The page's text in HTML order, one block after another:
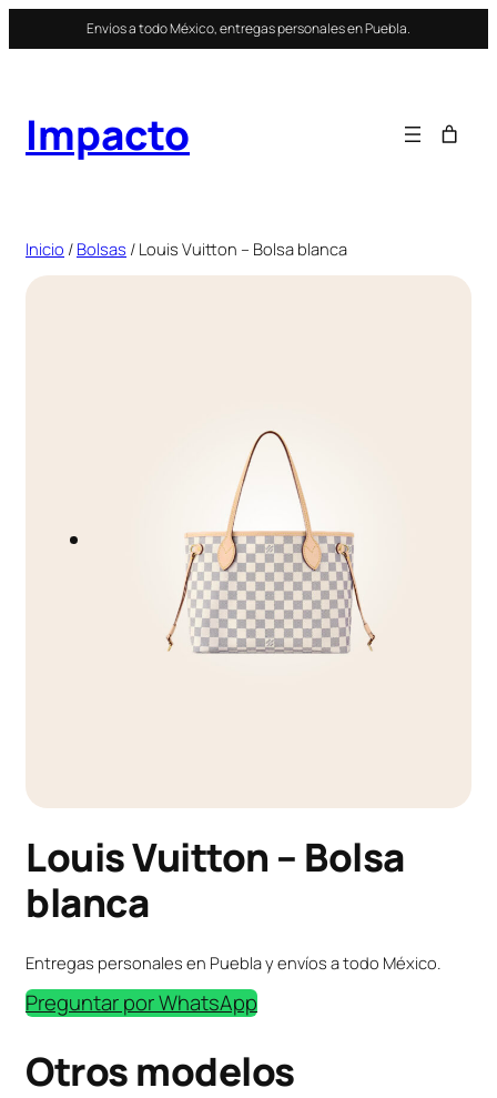
al
Envíos a todo México, entregas personales en Puebla.
Impacto
Inicio / Bolsas / Louis Vuitton – Bolsa blanca
Louis Vuitton – Bolsa
blanca
Entregas personales en Puebla y envíos a todo México.
Preguntar por WhatsApp
Otros modelos